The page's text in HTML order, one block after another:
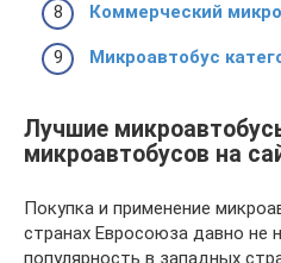
Коммерческий
Микроавтобус
Лучшие
микроавтобусов на
Покупка и применение
странах Евросоюза давно не
популярность в западных